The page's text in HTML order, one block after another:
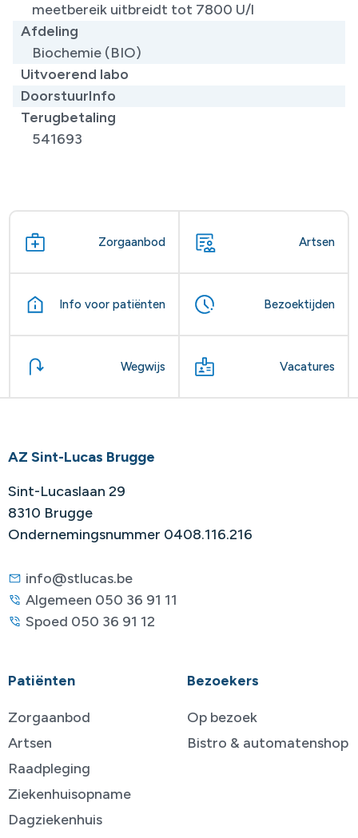
meetbereik uitbreidt tot 7800 U/l
Afdeling
Biochemie (BIO)
Uitvoerend labo
DoorstuurInfo
Terugbetaling
541693
Zorgaanbod Artsen
Info voor patiënten Bezoektijden
Wegwijs Vacatures
AZ Sint-Lucas Brugge
Sint-Lucaslaan 29
8310 Brugge
Ondernemingsnummer 0408.116.216
info@stlucas.be
Algemeen 050 36 91 11
Spoed 050 36 91 12
Patiënten
Zorgaanbod
Artsen
Raadpleging
Ziekenhuisopname
Dagziekenhuis
Bezoekers
Op bezoek
Bistro & automatenshop